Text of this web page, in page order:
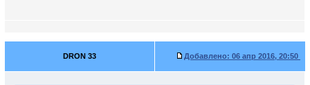
DRON 33 Добавлено: 06 апр 2016, 20:50